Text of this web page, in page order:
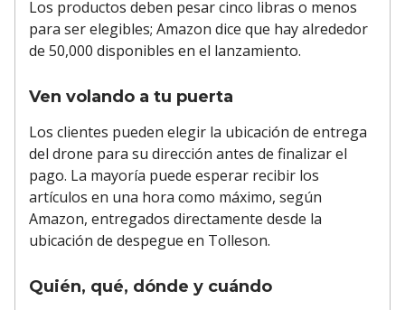
Los productos deben pesar cinco libras o menos
para ser elegibles; Amazon dice que hay alrededor
de 50,000 disponibles en el lanzamiento.
Ven volando a tu puerta
Los clientes pueden elegir la ubicación de entrega
del drone para su dirección antes de finalizar el
pago. La mayoría puede esperar recibir los
artículos en una hora como máximo, según
Amazon, entregados directamente desde la
ubicación de despegue en Tolleson.
Quién, qué, dónde y cuándo